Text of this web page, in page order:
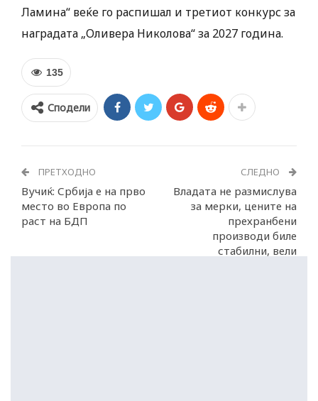
Ламина“ веќе го распишал и третиот конкурс за
наградата „Оливера Николова“ за 2027 година.
135
Сподели
ПРЕТХОДНО
Вучиќ: Србија е на прво
место во Европа по
раст на БДП
СЛЕДНО
Владата не размислува
за мерки, цените на
прехранбени
производи биле
стабилни, вели